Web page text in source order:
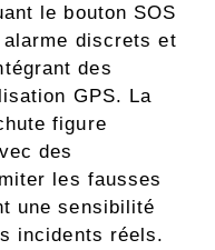
le bouton SOS
discrets et
des
GPS. La
figure
des
les fausses
une sensibilité
incidents réels.